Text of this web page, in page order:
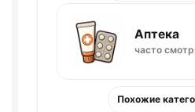
Аптека
часто
Похожие